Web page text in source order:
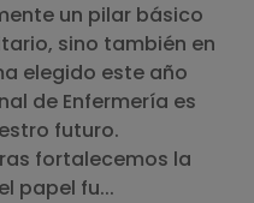
un pilar básico
sino también en
elegido este año
de Enfermería es
futuro.
fortalecemos la
papel fu...